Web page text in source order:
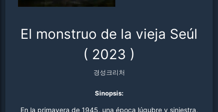
El monstruo de la vieja Seúl
( 2023 )
경성크리처
Sinopsis:
En la primavera de 1945, una época lúgubre y siniestra,